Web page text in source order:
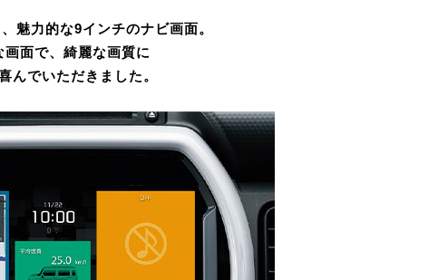
魅力的な9インチのナビ画面。
画面で、綺麗な画質に
んでいただきました。